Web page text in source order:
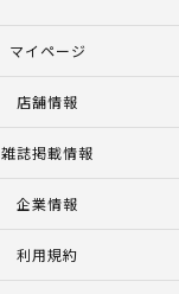
マイページ
店舗情報
雑誌掲載情報
企業情報
利用規約